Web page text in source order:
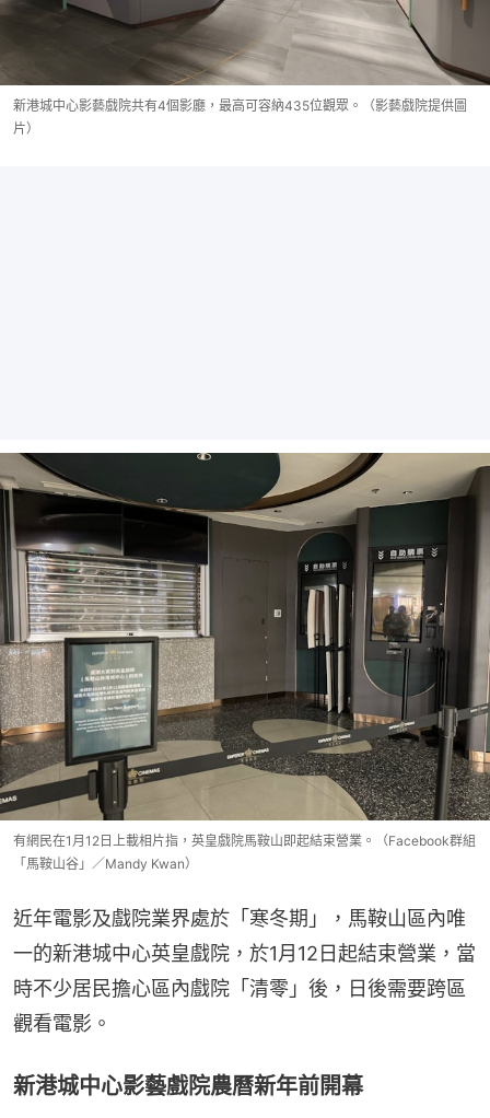
新港城中心影藝戲院共有4個影廳，最高可容納435位觀眾。（影藝戲院提供圖
片）
有網民在1月12日上載相片指，英皇戲院馬鞍山即起結束營業。（Facebook群組
「馬鞍山谷」／Mandy Kwan）
近年電影及戲院業界處於「寒冬期」，馬鞍山區內唯
一的新港城中心英皇戲院，於1月12日起結束營業，當
時不少居民擔心區內戲院「清零」後，日後需要跨區
觀看電影。
新港城中心影藝戲院農曆新年前開幕